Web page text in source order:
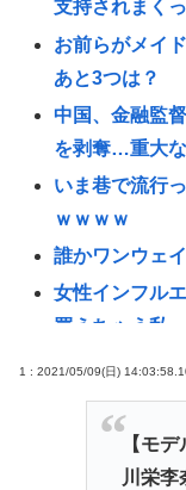
支持されまく
お前らがメイ
あと3つは？
中国、金融監
を剥奪…重大な
いま巷で流行
ｗｗｗｗ
誰かワンウェ
女性インフル
買えちゃう私
【悲報】愛知
【悲報】デカ
かったから店
1 : 2021/05/09(日)
【モ
川栄李